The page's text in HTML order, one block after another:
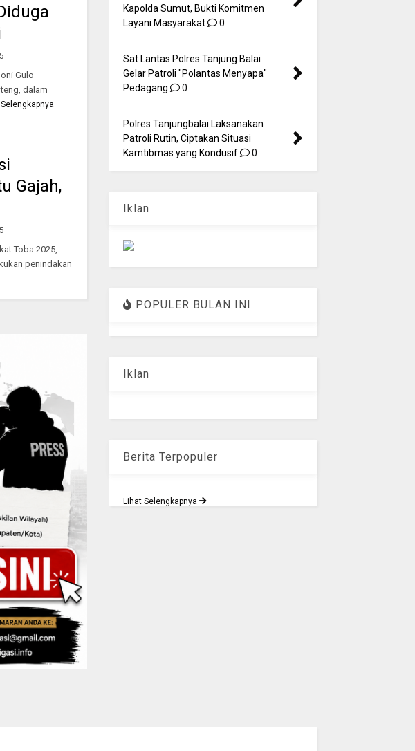
Gulo
dalam
Gajah,
Toba 2025,
penindakan
Kapolda Sumut, Bukti Komitmen
Layani Masyarakat
0
Sat Lantas Polres Tanjung Balai
Gelar Patroli "Polantas Menyapa"
Pedagang
0
Polres Tanjungbalai Laksanakan
Patroli Rutin, Ciptakan Situasi
Kamtibmas yang Kondusif
0
Iklan
POPULER BULAN INI
Iklan
Berita Terpopuler
Lihat Selengkapnya